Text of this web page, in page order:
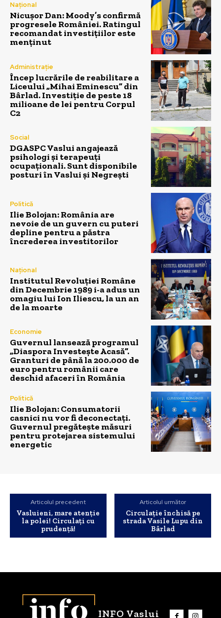
Național
Nicușor Dan: Moody’s confirmă
progresele României. Ratingul
recomandat investițiilor este
menținut
Administrație
Încep lucrările de reabilitare a
Liceului „Mihai Eminescu” din
Bârlad. Investiție de peste 18
milioane de lei pentru Corpul
C2
Social
DGASPC Vaslui angajează
psihologi și terapeuți
ocupaționali. Sunt disponibile
posturi în Vaslui și Negrești
Politică
Ilie Bolojan: România are
nevoie de un guvern cu puteri
depline pentru a păstra
încrederea investitorilor
Național
Institutul Revoluției Române
din Decembrie 1989 i-a adus un
omagiu lui Ion Iliescu, la un an
de la moarte
Economie
Guvernul lansează programul
„Diaspora Investește Acasă”.
Granturi de până la 200.000 de
euro pentru românii care
deschid afaceri în România
Politică
Ilie Bolojan: Consumatorii
casnici nu vor fi deconectați.
Guvernul pregătește măsuri
pentru protejarea sistemului
energetic
Articolul precedent
Vasluieni, mare atenție
la polei! Circulați cu
prudență!
Articolul următor
Circulație închisă pe
strada Vasile Lupu din
Bârlad
INFO Vaslui